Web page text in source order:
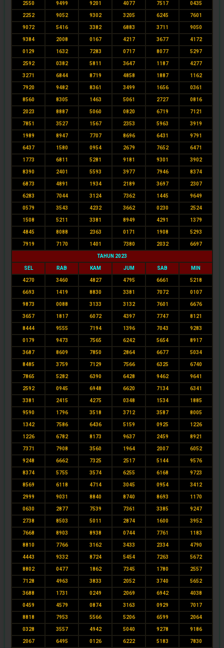
2550 9499 9201 4077 7517 0435
2252 9052 9302 3205 6245 7601
9072 5416 3382 6883 3711 9050
9384 2008 0167 4217 3677 4172
0129 1632 7283 0717 8077 5297
2592 0382 5811 3647 1187 4277
3271 6844 8719 4858 1887 1162
7920 9482 8361 3499 1656 0361
8560 8305 1463 5061 2727 0816
2023 8887 5060 0820 6719 7121
7851 3527 1567 2353 5963 3919
1989 8947 7707 8696 6431 9791
6437 1580 0954 2679 7652 6471
1773 6811 5281 9181 9301 3902
8390 2401 5593 3977 7946 8374
6873 4891 1934 2189 3697 2307
6283 7044 3124 7362 1445 9649
0579 3543 4232 3662 0230 2524
1508 5211 3381 8949 4291 1379
4845 8088 2363 0171 1908 5293
7919 7170 1401 7380 2032 6697
TAHUN 2023
SEL RAB KAM JUM SAB MIN
4270 3460 4827 4795 6661 5218
6693 1419 8830 3381 7072 0107
9873 0088 3133 3132 7601 6676
3657 1817 6072 4397 7747 8121
8444 9555 7194 1396 7043 9283
0179 9473 7565 6242 5654 8917
3687 8609 7850 2864 6677 5034
8485 3759 7129 7566 6325 6740
7865 5282 6390 6428 9462 9641
2592 0945 6948 6620 7134 6341
3381 2415 4275 0348 1534 1885
9590 1796 3518 3712 3587 8005
1342 7586 6436 5159 0925 1226
1226 6782 8173 9637 2459 8921
7371 7908 3560 1964 2007 6052
9248 6662 7325 2517 5144 9576
8374 5755 3574 6255 6168 9723
8569 6118 4714 3045 0954 3412
2999 9031 8840 8740 8693 1170
0630 2877 7539 7361 3385 9247
2738 8503 5011 2874 1600 3952
7668 8903 8938 0744 7761 1183
8810 7766 3162 3433 2334 4790
4443 9332 8724 5454 7263 5672
8802 0477 1862 7345 1780 2557
7128 4963 3833 2052 3740 5652
3688 1731 0249 2069 6942 4038
0459 4579 0874 3163 0929 7017
8818 7953 5566 5206 6599 2064
0328 3557 4942 5040 9278 9186
2067 6495 0126 6222 5183 7830